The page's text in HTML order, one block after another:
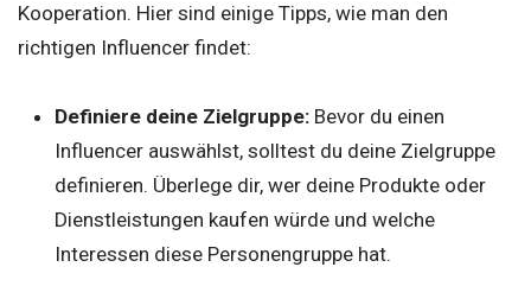
Kooperation. Hier sind einige Tipps, wie man den
richtigen Influencer findet:
Definiere deine Zielgruppe:Bevor du einen
Influencer auswählst, solltest du deine Zielgruppe
definieren. Überlege dir, wer deine Produkte oder
Dienstleistungen kaufen würde und welche
Interessen diese Personengruppe hat.